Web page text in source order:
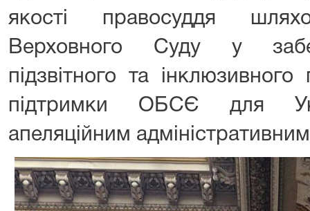
якості правосуддя
Верховного Суду у
підзвітного та
підтримки ОБСЄ для
апеляційним